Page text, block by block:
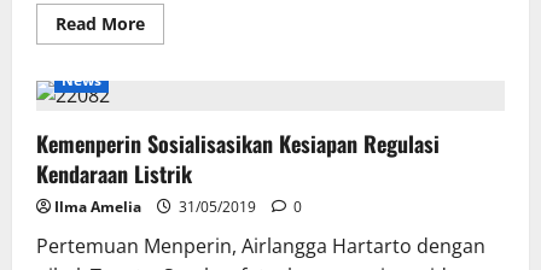
Read MoreRead
more
33
Tahun
2019
News
Kemenperin Sosialisasikan Kesiapan Regulasi
Kendaraan Listrik
Ilma Amelia 31/05/2019 0
Pertemuan Menperin, Airlangga Hartarto dengan